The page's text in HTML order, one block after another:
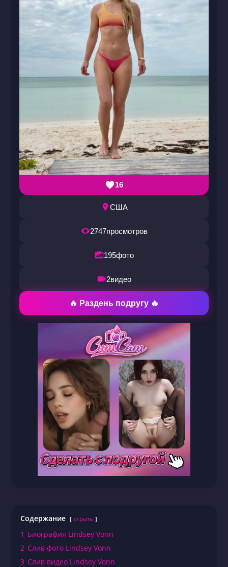
16
США
2747просмотров
195фото
2видео
🔥 Раздень подругу 🔥
Содержание скрыть
1 Биография Lindsey Vonn
2 Слив фото Lindsey Vonn
3 Слив видео Lindsey Vonn